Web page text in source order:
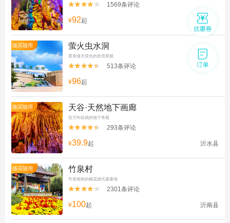

 1569条评论
¥92起
随买随用 萤火虫水洞
置身漫天荧光的岩溶景观

 513条评论
¥96起
随买随用 天谷·天然地下画廊
百万年绘就的地下奇观

 293条评论
¥39.9起 沂水县
随买随用 竹泉村
竹泉相依的桃花源式避暑地

 2301条评论
¥100起 沂南县